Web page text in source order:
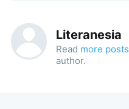
Literanesia
Read more posts
author.